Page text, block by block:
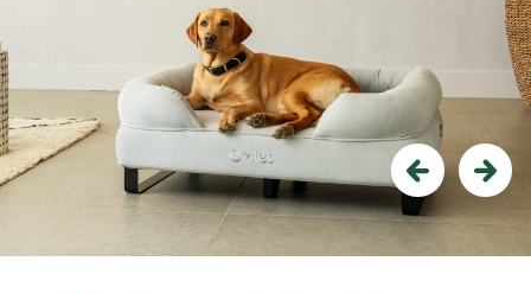
Previous